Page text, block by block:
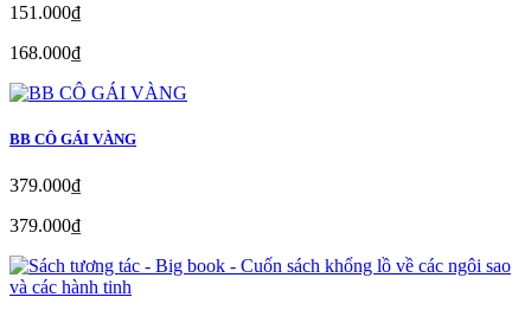
151.000₫
168.000₫
BB CÔ GÁI VÀNG
379.000₫
379.000₫